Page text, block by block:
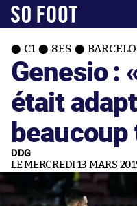
C1 8ES
Genesio :
était
DDG
LE MERCREDI 13 MARS